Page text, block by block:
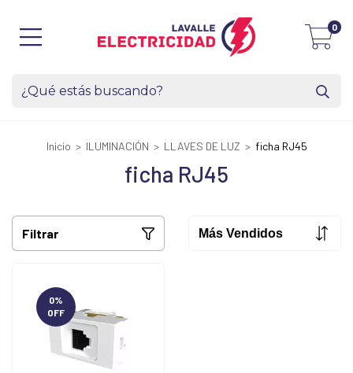
0
Inicio > ILUMINACIÓN > LLAVES DE LUZ > ficha RJ45
ficha RJ45
Filtrar
0%
OFF